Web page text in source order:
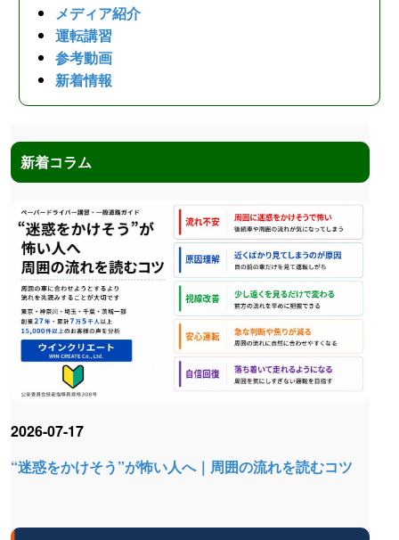
メディア紹介
運転講習
参考動画
新着情報
新着コラム
“迷惑をかけそう”が怖い人へ｜周囲の流れを読むコツ
2026-07-17